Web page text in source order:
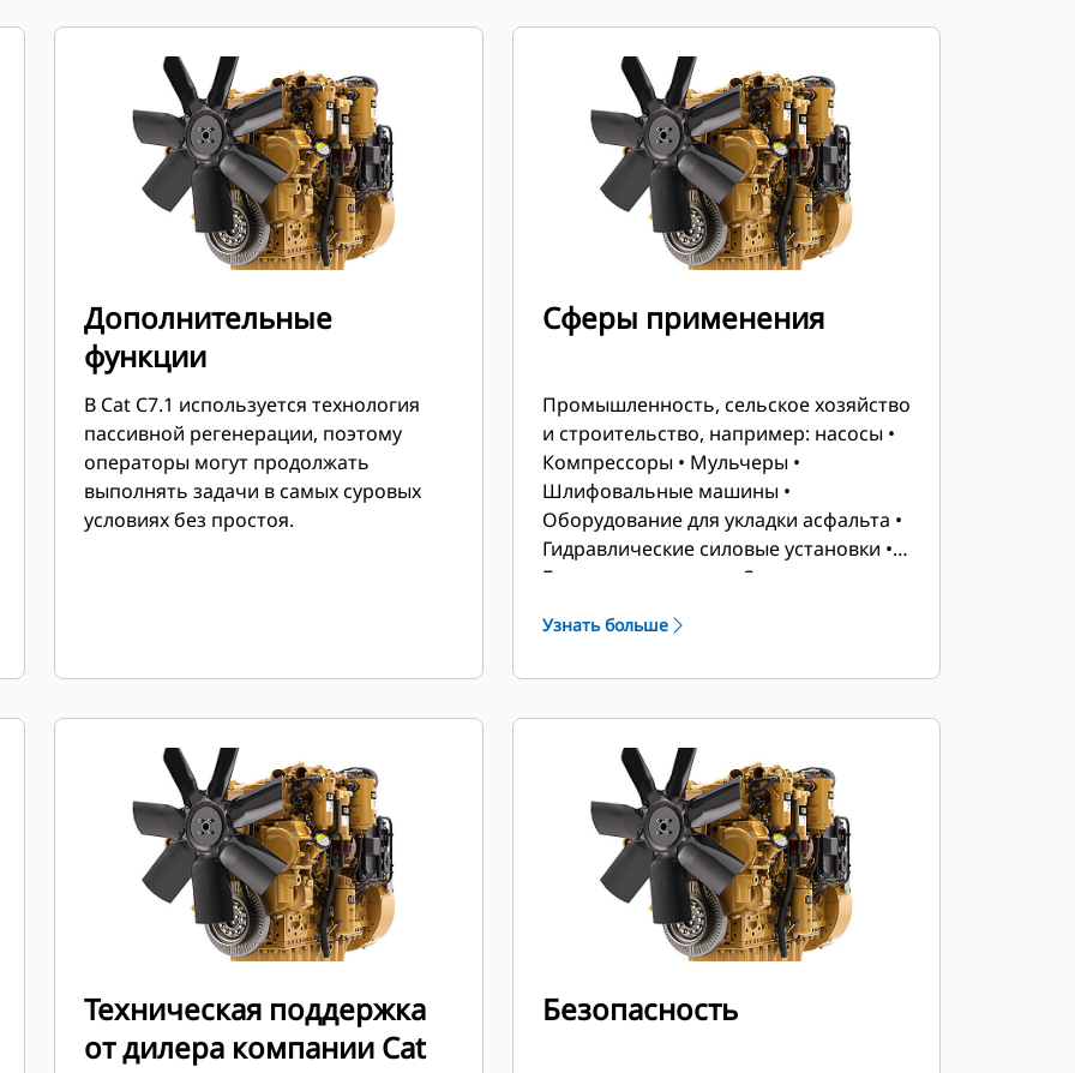
Дополнительные
функции
В Cat C7.1 используется технология
пассивной регенерации, поэтому
операторы могут продолжать
выполнять задачи в самых суровых
условиях без простоя.
Сферы применения
Промышленность, сельское хозяйство
и строительство, например: насосы •
Компрессоры • Мульчеры •
Шлифовальные машины •
Оборудование для укладки асфальта •
Гидравлические силовые установки •
Буровые установки • Сверлильные
Узнать больше
Техническая поддержка
от дилера компании Cat
Безопасность